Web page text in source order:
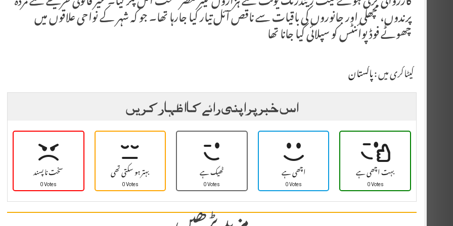
پرندوں، مچھلی اور جانوروں کی باقیات سے ناقص آئل تیار کیا جارہا تھا۔ جو کہ شہر کے نواحی علاقوں میں
چھوٹے فوڈ پوائنٹس کو سپلائی کیا جانا تھا
کیٹاگری میں :پاکستان
اس خبر پر اپنی رائے کا اظہار کریں
سخت نا پسند
0 Votes بہتر ہو سکتی تھی
0 Votes ٹھیک ہے
0 Votes اچھی ہے
0 Votes بہت اچھی ہے
0 Votes